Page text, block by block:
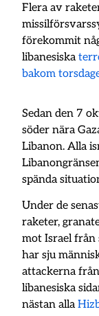
Flera av
förekommit
libanesiska
bakom
Sedan den 7
söder nära
Libanon. Alla
spända
Under de
raketer,
mot Israel från
har sju
attackerna
libanesiska
nästan alla